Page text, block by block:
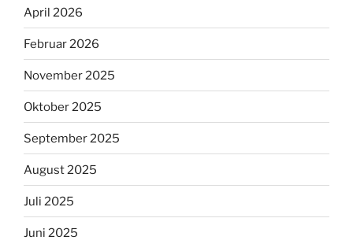
April 2026
Februar 2026
November 2025
Oktober 2025
September 2025
August 2025
Juli 2025
Juni 2025